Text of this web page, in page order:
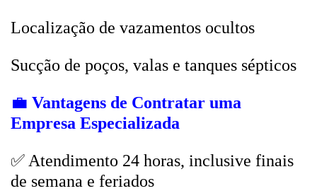
Localização de vazamentos ocultos
Sucção de poços, valas e tanques sépticos
💼 Vantagens de Contratar uma
Empresa Especializada
✅ Atendimento 24 horas, inclusive finais
de semana e feriados